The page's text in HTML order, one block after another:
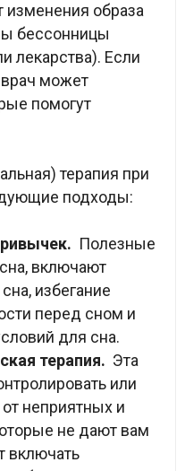
изменения образа
бессонницы
лекарства). Если
врач может
помогут
терапия при
подходы:
Полезные
включают
избегание
перед сном и
для сна.
терапия. Эта
или
неприятных и
не дают вам
включать